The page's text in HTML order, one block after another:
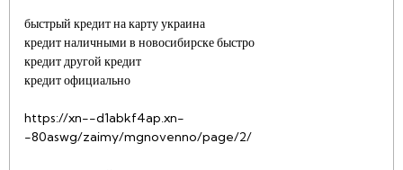
быстрый кредит на карту украина
кредит наличными в новосибирске быстро
кредит другой кредит
кредит официально
https://xn--d1abkf4ap.xn-
-80aswg/zaimy/mgnovenno/page/2/